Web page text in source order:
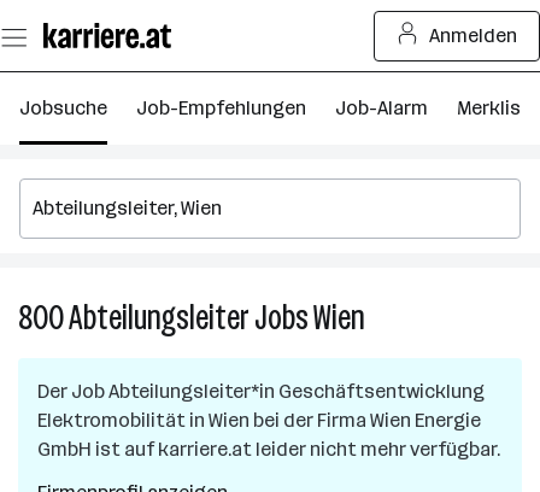
Seiteninhalt
springen
Anmelden
Jobsuche Job-Empfehlungen Job-Alarm Merkliste
800AbteilungsleiterJobsWien
in
Wien
Der JobAbteilungsleiter*in Geschäftsentwicklung
Elektromobilität in Wien bei der Firma Wien Energie
GmbH ist auf karriere.at leider nicht mehr verfügbar.